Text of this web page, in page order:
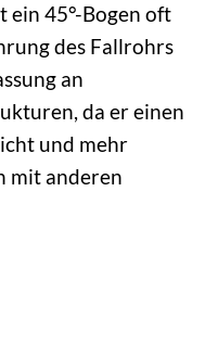
ein 45°-Bogen oft
des Fallrohrs
an
da er einen
und mehr
mit anderen